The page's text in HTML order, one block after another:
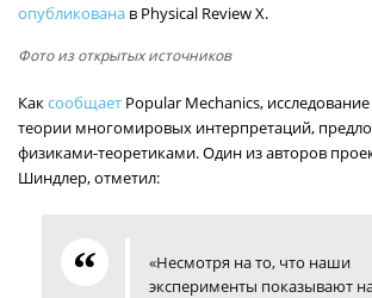
опубликована в Physical Review X.
Фото из открытых источников
Каксообщает Popular Mechanics,
теории многомировых интерпретаций,
физиками-теоретиками. Один из авторов
Шиндлер, отметил:
«Несмотря на то, что наши
эксперименты показывают